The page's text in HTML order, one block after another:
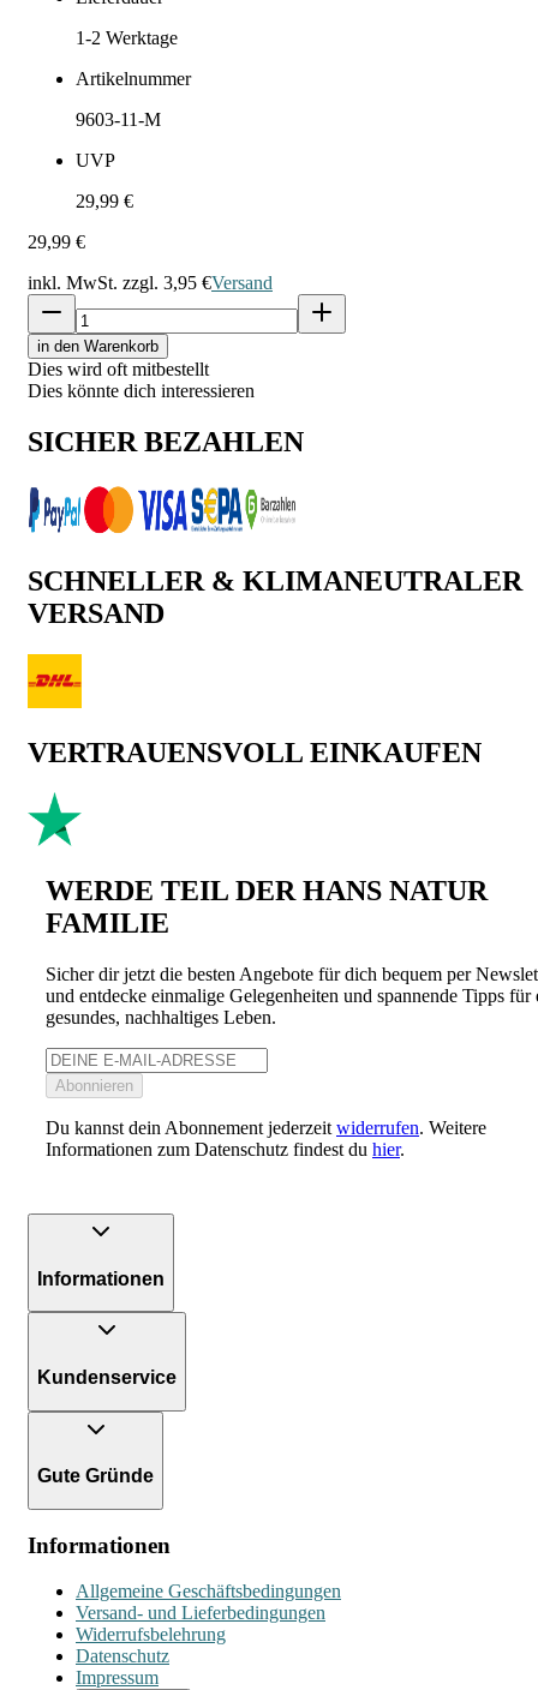
1-2 Werktage
Artikelnummer
9603-11-M
UVP
29,99 €
29,99 €
inkl. MwSt. zzgl. 3,95 €Versand
in den Warenkorb
Dies wird oft mitbestellt
Dies könnte dich interessieren
SICHER BEZAHLEN
SCHNELLER & KLIMANEUTRALER
VERSAND
VERTRAUENSVOLL EINKAUFEN
WERDE TEIL DER HANS NATUR
FAMILIE
Sicher dir jetzt die besten Angebote für dich bequem per
und entdecke einmalige Gelegenheiten und spannende Tipps für
gesundes, nachhaltiges Leben.
Abonnieren
Du kannst dein Abonnement jederzeit widerrufen. Weitere
Informationen zum Datenschutz findest du hier.
Informationen
Kundenservice
Gute Gründe
Informationen
Allgemeine Geschäftsbedingungen
Versand- und Lieferbedingungen
Widerrufsbelehrung
Datenschutz
Impressum